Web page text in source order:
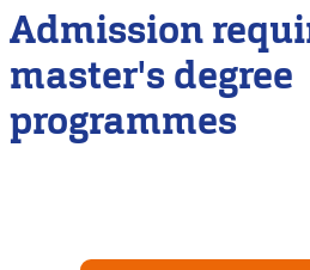
Admission
master's degree
programmes